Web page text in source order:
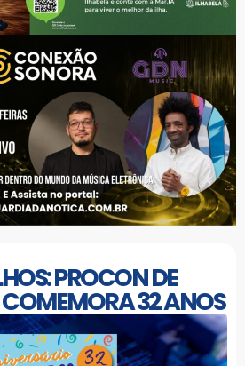
PROCON DE
32 ANOS